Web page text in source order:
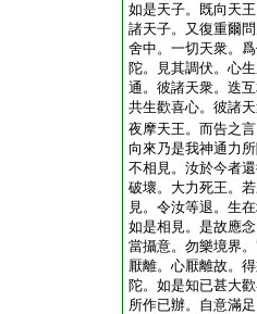
如是天子。既向天
諸天子。又復重爾
舍中。一切天衆。
陀。見其調伏。心
通。彼諸天衆。迭
共生歡喜心。彼諸
夜摩天王。而告之
向來乃是我神通力
不相見。汝於今者
破壞。大力死王。
見。令汝等退。生
如是相見。是故應
當攝意。勿樂境界
厭離。心厭離故。
陀。如是知已甚大
所作已辦。自意滿